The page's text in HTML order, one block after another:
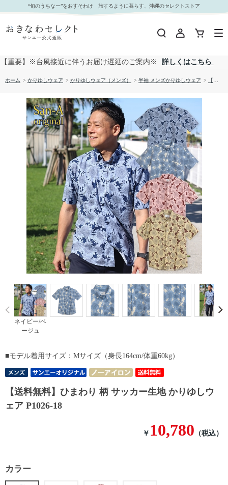
【送料無料】ひまわり 柄 サッカー生地 かりゆしウェア P1026-18｜おきなわセレクト サンエー
公式通販
“旬のうちなー”をおすそわけ 旅するように暮らす、沖縄のセレクトストア
【重要】※台風接近に伴うお届け遅延のご案内※ 詳しくはこちら
ホーム > かりゆしウェア > かりゆしウェア（メンズ） > 半袖 メンズかりゆしウェア > 【送料無料】ひまわり 柄 サッカー生地 かりゆしウェア P1026-18
ネイビー/ベ
ージュ
Prev
【送料無料】ひまわり 柄 サッカー生地 かりゆしウ
ェア P1026-18
￥ 10,780 （税込）
カラー
■モデル着用サイズ：Mサイズ（身長164cm/体重60kg）